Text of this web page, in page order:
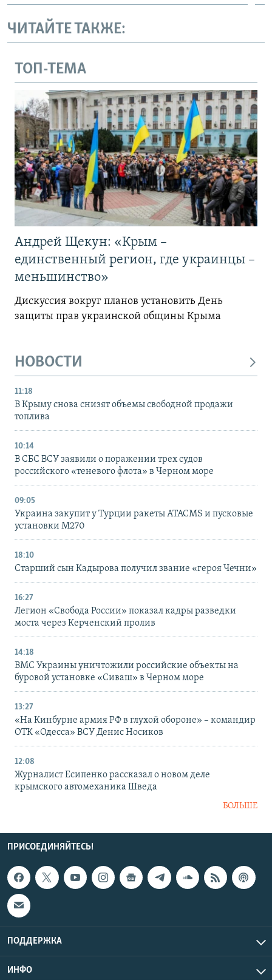
ЧИТАЙТЕ ТАКЖЕ:
ТОП-ТЕМА
Андрей Щекун: «Крым –
единственный регион, где украинцы –
меньшинство»
Дискуссия вокруг планов установить День
защиты прав украинской общины Крыма
НОВОСТИ
11:18
В Крыму снова снизят объемы свободной продажи
топлива
10:14
В СБС ВСУ заявили о поражении трех судов
российского «теневого флота» в Черном море
09:05
Украина закупит у Турции ракеты ATACMS и пусковые
установки M270
18:10
Старший сын Кадырова получил звание «героя Чечни»
16:27
Легион «Свобода России» показал кадры разведки
моста через Керченский пролив
14:18
ВМС Украины уничтожили российские объекты на
буровой установке «Сиваш» в Черном море
13:27
«На Кинбурне армия РФ в глухой обороне» – командир
ОТК «Одесса» ВСУ Денис Носиков
12:08
Журналист Есипенко рассказал о новом деле
крымского автомеханика Шведа
БОЛЬШЕ
ПРИСОЕДИНЯЙТЕСЬ!
ПОДДЕРЖКА
ИНФО